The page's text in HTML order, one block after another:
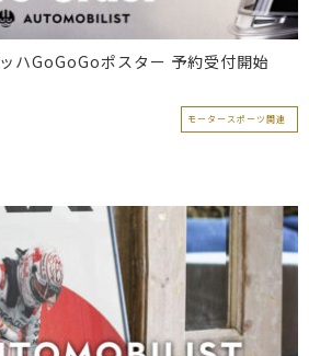
ハGoGoGoポスター 予約受付開始
モータースポーツ関連